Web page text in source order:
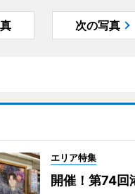
次の写真
エリア特集
開催！第74回